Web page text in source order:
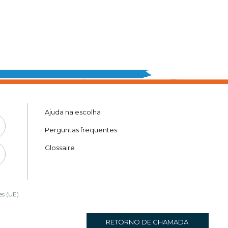
Ajuda na escolha
Perguntas frequentes
Glossaire
(UE)
RETORNO DE CHAMADA